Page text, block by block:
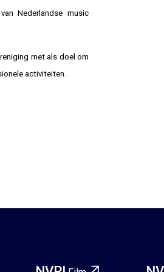
Nederlandse music
met als doel om
activiteiten.